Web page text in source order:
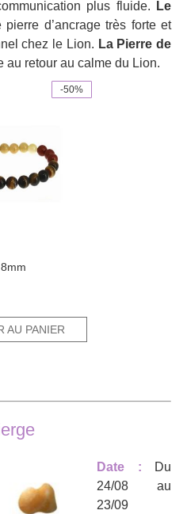
plus fluide.
Le
d’ancrage très forte et
chez le Lion. La Pierre de
au retour au calme du Lion.
-50%
:
AU PANIER
Date :
Du
24/08 au
23/09